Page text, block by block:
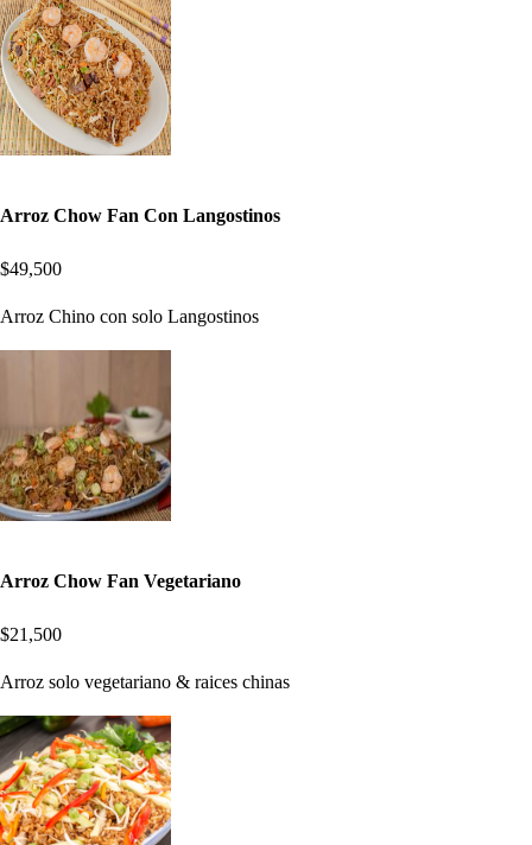
Arroz Chow Fan Con Langostinos
$49,500
Arroz Chino con solo Langostinos
Arroz Chow Fan Vegetariano
$21,500
Arroz solo vegetariano & raices chinas